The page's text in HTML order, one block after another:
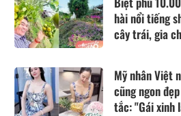
hài nổi tiếng
cây trái, gia
Mỹ nhân Việt
cũng ngon
tắc: "Gái xinh